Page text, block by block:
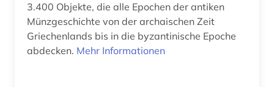
3.400 Objekte, die alle Epochen der antiken
Münzgeschichte von der archaischen Zeit
Griechenlands bis in die byzantinische Epoche
abdecken. Mehr Informationen